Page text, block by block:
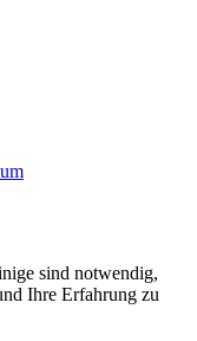
sind notwendig,
Ihre Erfahrung zu